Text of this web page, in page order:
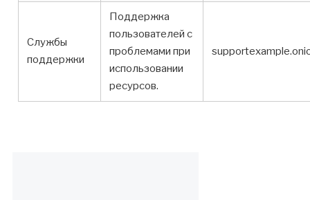
Службы
поддержки
Поддержка
пользователей с
проблемами при
использовании
ресурсов.